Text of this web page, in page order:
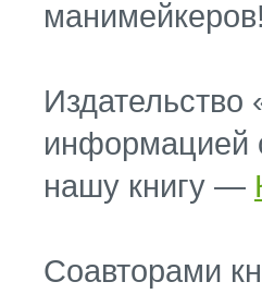
манимейкеров!
Издательство
информацией
нашу книгу —
Соавторами